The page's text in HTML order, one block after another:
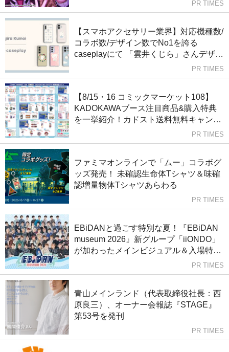
PR TIMES
【スマホアクセサリー業界】対応機種数/
コラボ数/デザイン数でNo1を誇る
caseplayにて 「雲井くじら」さんデザイ
ンの『やすみくま』スマートフォンケー
スが デザイン×160機種以上で販売中！
PR TIMES
【8/15・16 コミックマーケット108】
KADOKAWAブース注目商品&購入特典
を一挙紹介！カドスト送料無料キャンペ
PR TIMES
ファミマオンラインで「ムー」コラボグ
ッズ発売！ 未確認生命体Tシャツ＆味確
認増量物体Tシャツあらわる
PR TIMES
EBiDANと過ごす特別な夏！『EBiDAN
museum 2026』新グループ「iiONDO」
が加わったメインビジュアル＆入場特典
絵柄を公開！さらに開催記念グッズライ
ンナップも解禁！
PR TIMES
青山メインランド（代表取締役社長：西
原良三）、オーナー会報誌『STAGE』
第53号を発刊
PR TIMES